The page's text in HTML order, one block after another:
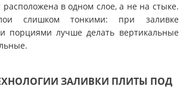
расположена в одном слое, а не на стыке.
слишком тонкими: при заливке
порциями лучше делать вертикальные
ЗАЛИВКИ ПЛИТЫ ПОД